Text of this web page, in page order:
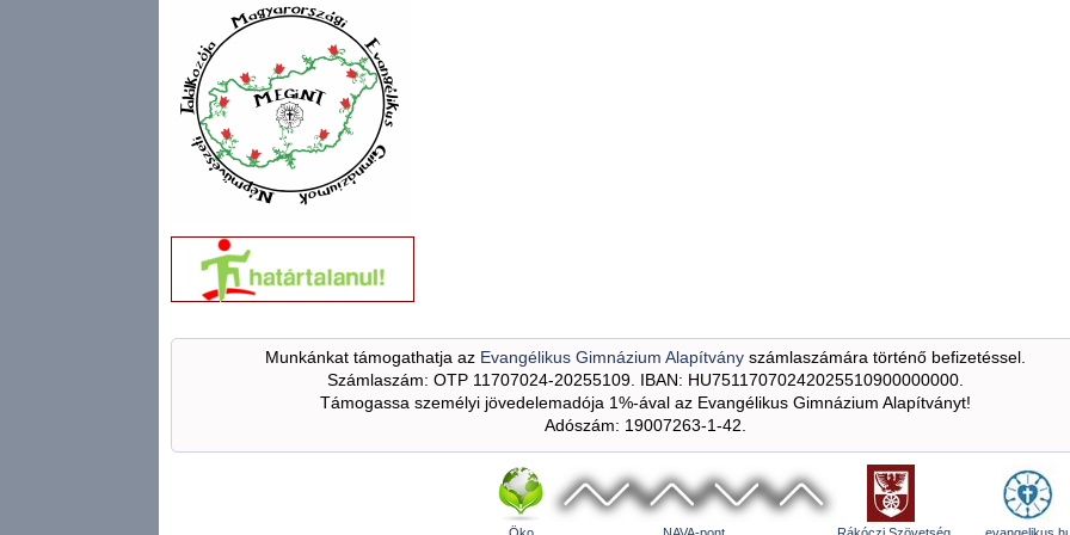
Munkánkat támogathatja az Evangélikus Gimnázium Alapítványszámlaszámára történő befizetéssel.
Számlaszám: OTP 11707024-20255109. IBAN: HU75117070242025510900000000.
Támogassa személyi jövedelemadója 1%-ával az Evangélikus Gimnázium Alapítványt!
Adószám: 19007263-1-42.